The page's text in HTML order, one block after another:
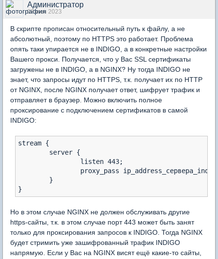
Администратор
07 июн 2023
В скрипте прописан относительный путь к файлу, а не
абсолютный, поэтому по HTTPS это работает. Проблема
опять таки упирается не в INDIGO, а в конкретные настройки
Вашего прокси. Получается, что у Вас SSL сертификаты
загружены не в INDIGO, а в NGINX? Ну тогда INDIGO не
знает, что запросы идут по HTTPS, т.к. получает их по HTTP
от NGINX, после NGINX получает ответ, шифрует трафик и
отправляет в браузер. Можно включить полное
проксирование с подключением сертификатов в самой
INDIGO:
stream {
Но в этом случае NGINX не должен обслуживать другие
https-сайты, т.к. в этом случае порт 443 может быть занят
только для проксирования запросов к INDIGO. Тогда NGINX
будет стримить уже зашифрованный трафик INDIGO
напрямую. Если у Вас на NGINX висят ещё какие-то сайты,